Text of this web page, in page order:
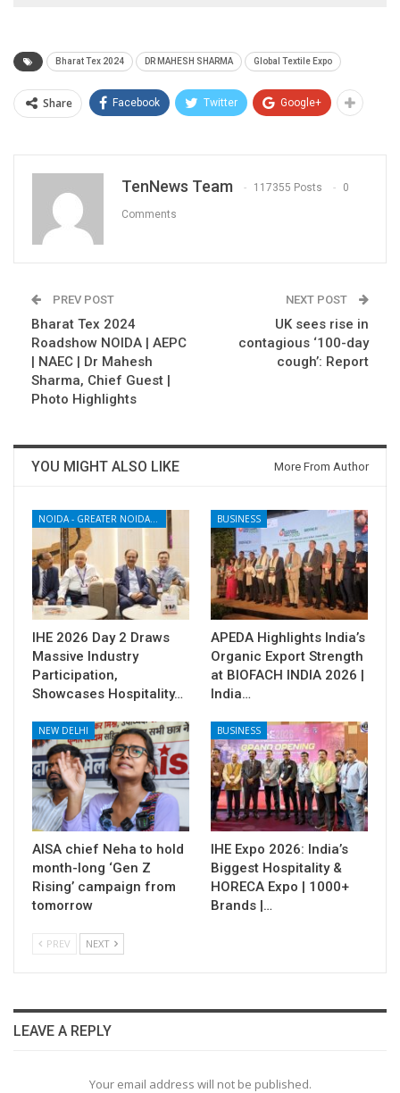
Bharat Tex 2024 DR MAHESH SHARMA Global Textile Expo
Share Facebook Twitter Google+
TenNews Team 117355 Posts 0
Comments
PREV POST
Bharat Tex 2024
Roadshow NOIDA | AEPC
| NAEC | Dr Mahesh
Sharma, Chief Guest |
Photo Highlights
NEXT POST
UK sees rise in
contagious ‘100-day
cough’: Report
YOU MIGHT ALSO LIKE More From Author
NOIDA - GREATER NOIDA - YAMUNA EXPRESSWAY
IHE 2026 Day 2 Draws
Massive Industry
Participation,
Showcases Hospitality…
BUSINESS
APEDA Highlights India’s
Organic Export Strength
at BIOFACH INDIA 2026 |
India…
NEW DELHI
AISA chief Neha to hold
month-long ‘Gen Z
Rising’ campaign from
tomorrow
BUSINESS
IHE Expo 2026: India’s
Biggest Hospitality &
HORECA Expo | 1000+
Brands |…
PREV NEXT
LEAVE A REPLY
Your email address will not be published.